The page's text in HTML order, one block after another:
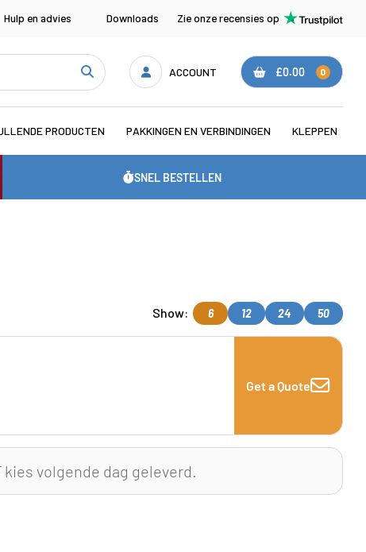
Hulp en advies Downloads Zie onze recensies op
ACCOUNT £0.00 0
PRODUCTEN PAKKINGEN EN VERBINDINGEN KLEPPEN
SNEL BESTELLEN
Show: 6 12 24 50
Get a Quote
kies volgende dag geleverd.